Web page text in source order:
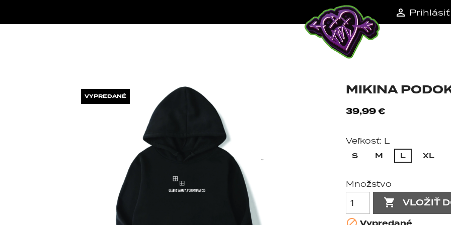
 Prihlásiť
VYPREDANÉ MIKINA
39,99 €
Veľkosť: L
S
M L XL
Množstvo
 VLOŽIŤ